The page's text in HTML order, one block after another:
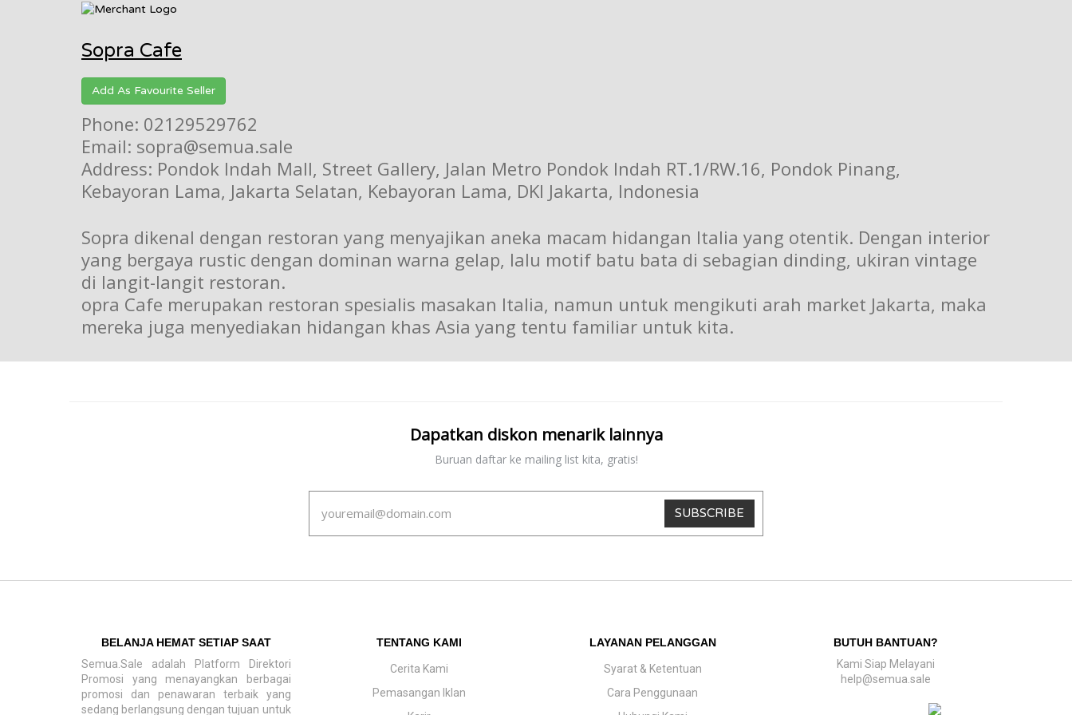
Sopra Cafe
Add As Favourite Seller
Phone: 02129529762
Email: sopra@semua.sale
Address: Pondok Indah Mall, Street Gallery, Jalan Metro Pondok Indah RT.1/RW.16, Pondok Pinang,
Kebayoran Lama, Jakarta Selatan, Kebayoran Lama, DKI Jakarta, Indonesia
Sopra dikenal dengan restoran yang menyajikan aneka macam hidangan Italia yang otentik. Dengan interior
yang bergaya rustic dengan dominan warna gelap, lalu motif batu bata di sebagian dinding, ukiran vintage
di langit-langit restoran.
opra Cafe merupakan restoran spesialis masakan Italia, namun untuk mengikuti arah market Jakarta, maka
mereka juga menyediakan hidangan khas Asia yang tentu familiar untuk kita.
Dapatkan diskon menarik lainnya
Buruan daftar ke mailing list kita, gratis!
SUBSCRIBE
BELANJA HEMAT SETIAP SAAT
Semua.Sale adalah Platform Direktori
Promosi yang menayangkan berbagai
promosi dan penawaran terbaik yang
sedang berlangsung dengan tujuan untuk
TENTANG KAMI
Cerita Kami
Pemasangan Iklan
LAYANAN PELANGGAN
Syarat & Ketentuan
Cara Penggunaan
BUTUH BANTUAN?
Kami Siap Melayani
help@semua.sale